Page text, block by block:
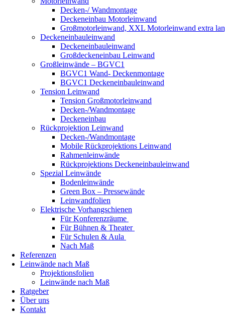
Decken-/ Wandmontage
Deckeneinbau Motorleinwand
Großmotorleinwand, XXL Motorleinwand extra
Deckeneinbauleinwand
Deckeneinbauleinwand
Großdeckeneinbau Leinwand
Großleinwände – BGVC1
BGVC1 Wand- Deckenmontage
BGVC1 Deckeneinbauleinwand
Tension Leinwand
Tension Großmotorleinwand
Decken-/Wandmontage
Deckeneinbau
Rückprojektion Leinwand
Decken-/Wandmontage
Mobile Rückprojektions Leinwand
Rahmenleinwände
Rückprojektions Deckeneinbauleinwand
Spezial Leinwände
Bodenleinwände
Green Box – Pressewände
Leinwandfolien
Elektrische Vorhangschienen
Für Konferenzräume
Für Bühnen & Theater
Für Schulen & Aula
Nach Maß
Referenzen
Leinwände nach Maß
Projektionsfolien
Leinwände nach Maß
Ratgeber
Über uns
Kontakt